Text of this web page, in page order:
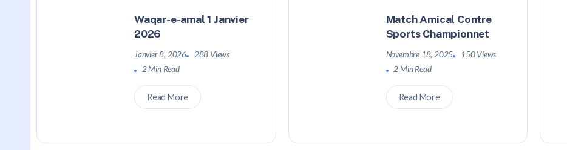
Waqar-e-amal 1 Janvier
2026
Janvier 8, 2026
288 Views
2 Min Read
Read More
Match Amical Contre
Sports Championnet
Novembre 18, 2025
150 Views
2 Min Read
Read More